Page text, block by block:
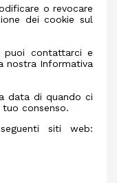
o revocare
dei cookie sul
contattarci e
nostra Informativa
data di quando ci
consenso.
siti web: